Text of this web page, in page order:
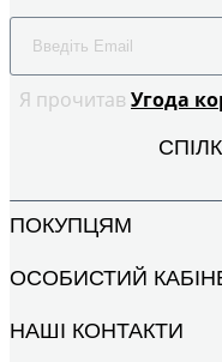
Я прочитав Угода
ПОКУПЦЯМ
ОСОБИСТИЙ
НАШІ КОНТАКТИ